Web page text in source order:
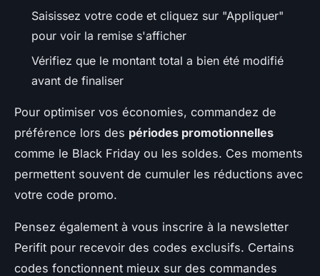
Saisissez votre code et cliquez sur "Appliquer"
pour voir la remise s'afficher
Vérifiez que le montant total a bien été modifié
avant de finaliser
Pour optimiser vos économies, commandez de
préférence lors des périodes promotionnelles
comme le Black Friday ou les soldes. Ces moments
permettent souvent de cumuler les réductions avec
votre code promo.
Pensez également à vous inscrire à la newsletter
Perifit pour recevoir des codes exclusifs. Certains
codes fonctionnent mieux sur des commandes